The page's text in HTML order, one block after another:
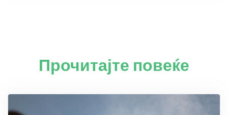
Прочитајте повеќе